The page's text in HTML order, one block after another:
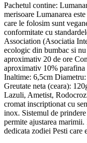
Pachetul contine:
merisoare Lumanarea
care le folosim sunt
conformitate cu
Association (Asociatia
ecologic din bumbac si
aproximativ 20 de ore
aproximativ 10% parafina
Inaltime: 6,5cm
Greutate neta (ceara):
Lazuli, Ametist,
cromat inscriptionat cu
inox. Sistemul de prindere
permite ajustarea
dedicata zodiei Pesti care